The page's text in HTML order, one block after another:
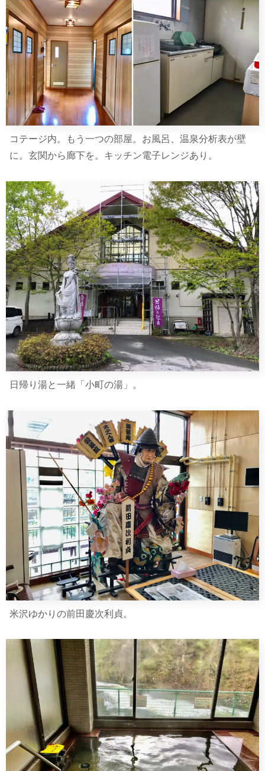
コテージ内。もう一つの部屋。お風呂、温泉分析表が壁
に。玄関から廊下を。キッチン電子レンジあり。
日帰り湯と一緒「小町の湯」。
米沢ゆかりの前田慶次利貞。